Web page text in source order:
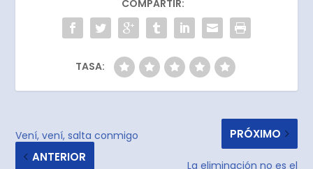
COMPARTIR:
TASA:
Vení, vení, salta conmigo
ANTERIOR
PRÓXIMO
La eliminación no es el